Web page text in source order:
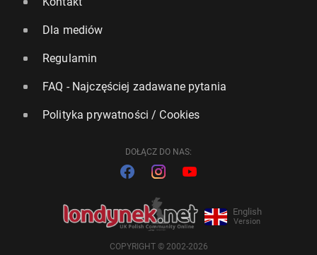
Dla mediów
Regulamin
FAQ - Najczęściej zadawane pytania
Polityka prywatności / Cookies
DOŁĄCZ DO NAS:
English
Version
COPYRIGHT © 2002-2026